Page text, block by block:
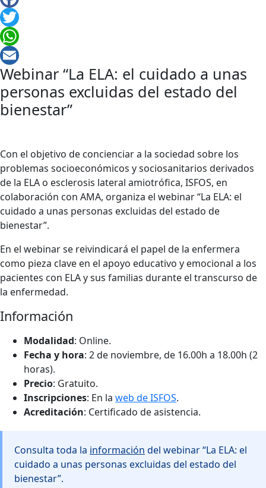
Email
Webinar “La ELA: el cuidado a unas
personas excluidas del estado del
bienestar”
Con el objetivo de concienciar a la sociedad sobre los
problemas socioeconómicos y sociosanitarios derivados
de la ELA o esclerosis lateral amiotrófica, ISFOS, en
colaboración con AMA, organiza el webinar “La ELA: el
cuidado a unas personas excluidas del estado de
bienestar”.
En el webinar se reivindicará el papel de la enfermera
como pieza clave en el apoyo educativo y emocional a los
pacientes con ELA y sus familias durante el transcurso de
la enfermedad.
Información
Modalidad: Online.
Fecha y hora: 2 de noviembre, de 16.00h a 18.00h (2
horas).
Precio: Gratuito.
Inscripciones: En la web de ISFOS.
Acreditación: Certificado de asistencia.
Consulta toda la información del webinar “La ELA: el
cuidado a unas personas excluidas del estado del
bienestar”.